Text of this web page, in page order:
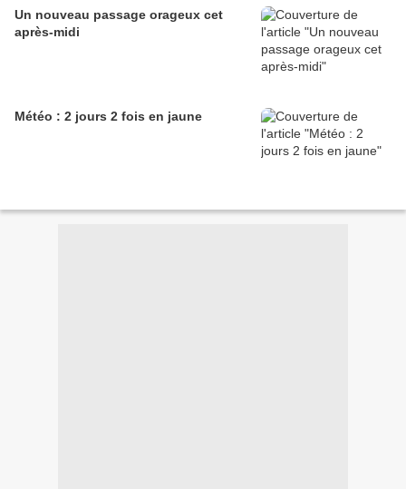
Un nouveau passage orageux cet
après-midi
Météo : 2 jours 2 fois en jaune